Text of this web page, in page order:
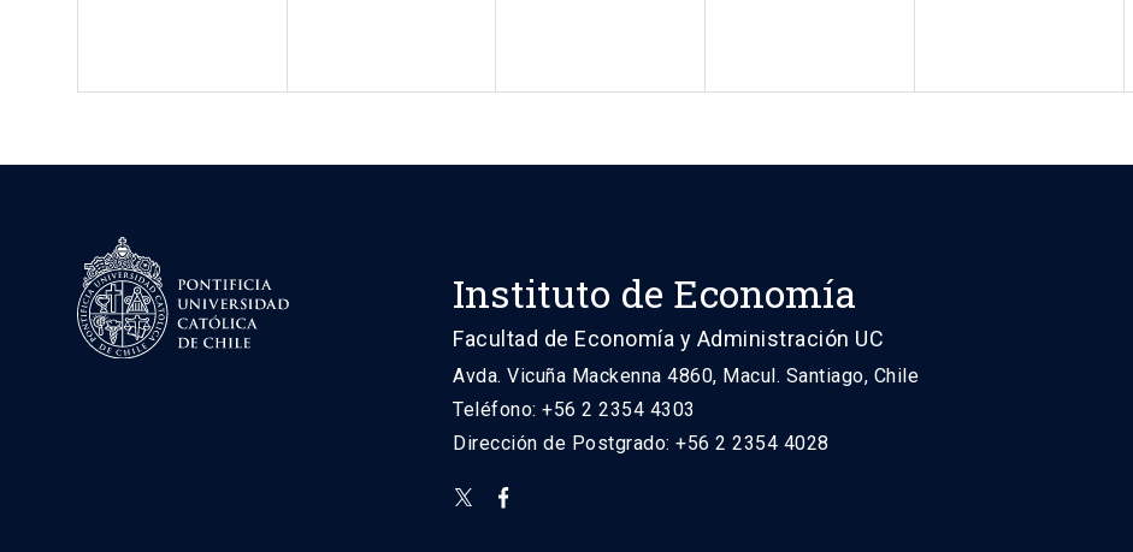
Instituto de Economía
Facultad de Economía y Administración UC
Avda. Vicuña Mackenna 4860, Macul. Santiago, Chile
Teléfono: +56 2 2354 4303
Dirección de Postgrado: +56 2 2354 4028